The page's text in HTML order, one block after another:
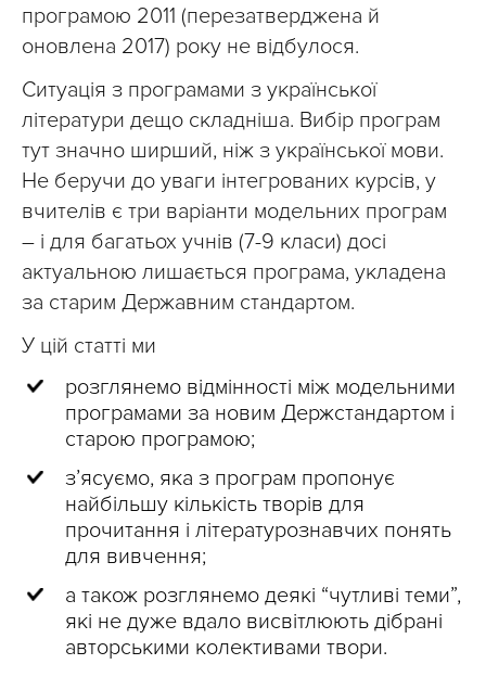
програмою 2011 (перезатверджена й
оновлена 2017) року не відбулося.
Ситуація з програмами з української
літератури дещо складніша. Вибір програм
тут значно ширший, ніж з української мови.
Не беручи до уваги інтегрованих курсів, у
вчителів є три варіанти модельних програм
– і для багатьох учнів (7-9 класи) досі
актуальною лишається програма, укладена
за старим Державним стандартом.
У цій статті ми
розглянемо відмінності між модельними
програмами за новим Держстандартом і
старою програмою;
з’ясуємо, яка з програм пропонує
найбільшу кількість творів для
прочитання і літературознавчих понять
для вивчення;
а також розглянемо деякі “чутливі теми”,
які не дуже вдало висвітлюють дібрані
авторськими колективами твори.